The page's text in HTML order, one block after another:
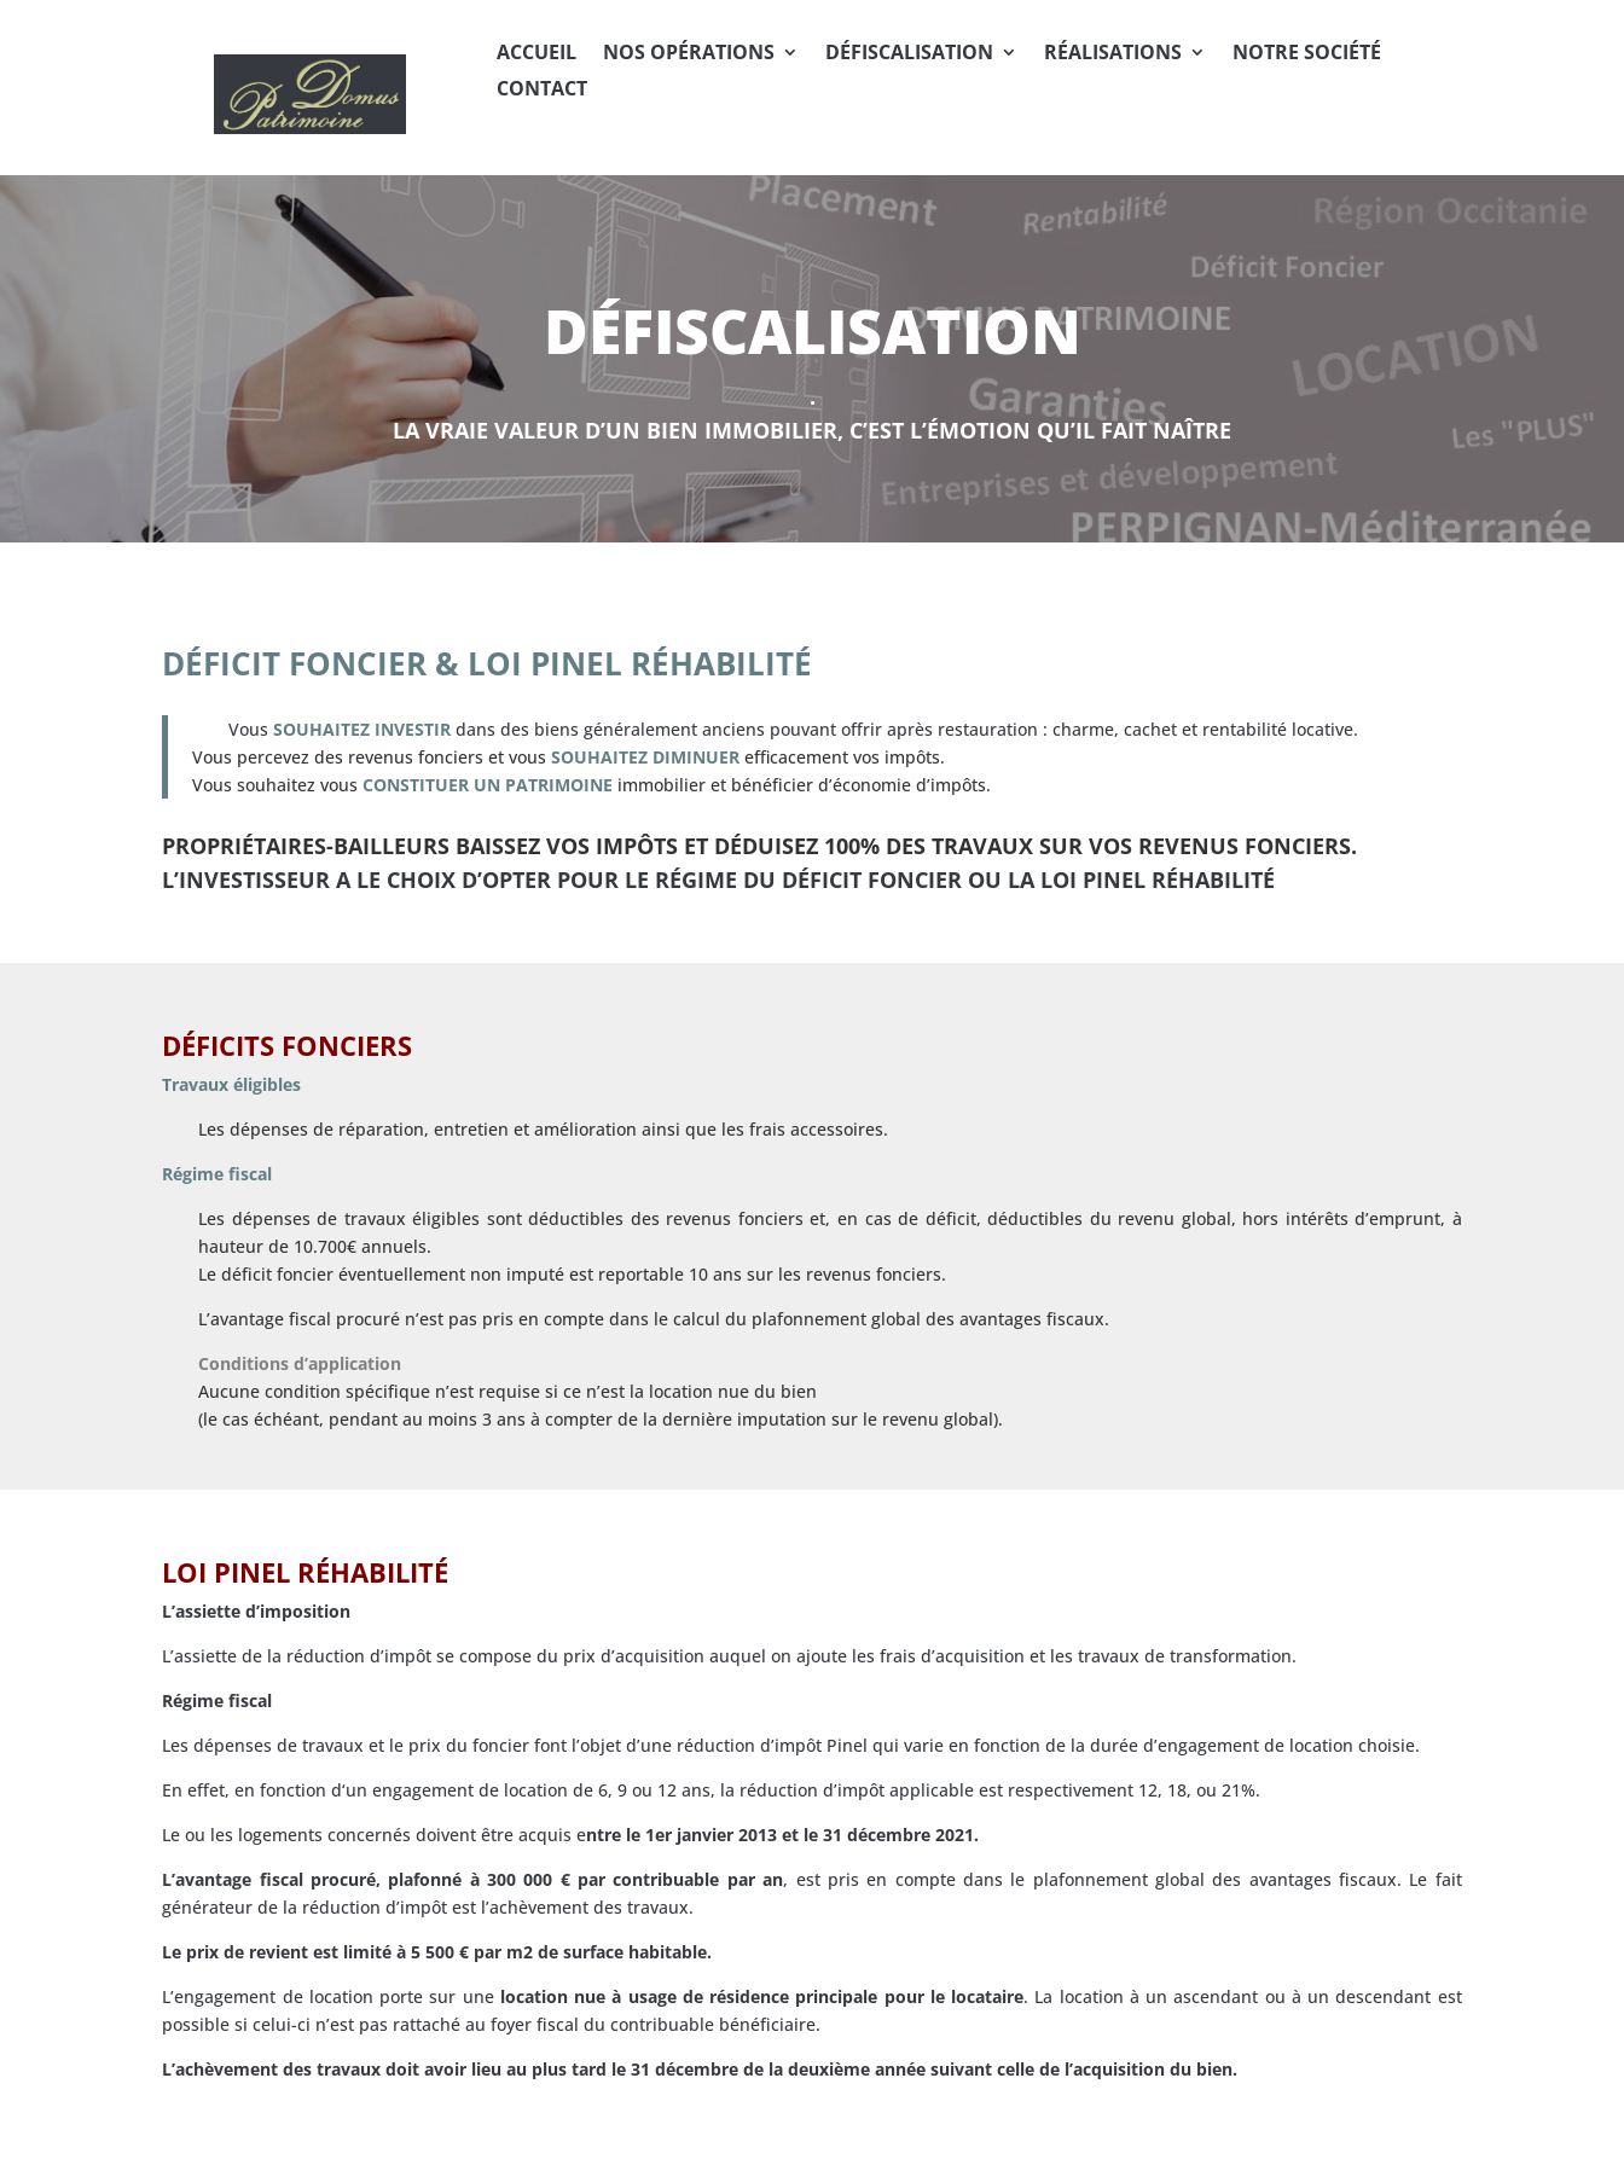
ACCUEIL NOS OPÉRATIONS DÉFISCALISATION RÉALISATIONS
NOTRE SOCIÉTÉ
CONTACT
DÉFISCALISATION
.
LA VRAIE VALEUR D’UN BIEN IMMOBILIER, C’EST L’ÉMOTION QU’IL FAIT NAÎTRE
DÉFICIT FONCIER & LOI PINEL RÉHABILITÉ
VousSOUHAITEZ INVESTIR dans des biens généralement anciens pouvant offrir après restauration : charme, cachet et rentabilité locative.
Vous percevez des revenus fonciers et vousSOUHAITEZ DIMINUER efficacement vos impôts.
Vous souhaitez vousCONSTITUER UN PATRIMOINE immobilier et bénéficier d’économie d’impôts.
PROPRIÉTAIRES-BAILLEURS BAISSEZ VOS IMPÔTS ET DÉDUISEZ 100% DES TRAVAUX SUR VOS REVENUS FONCIERS.
L’INVESTISSEUR A LE CHOIX D’OPTER POUR LE RÉGIME DU DÉFICIT FONCIER OU LA LOI PINEL RÉHABILITÉ
DÉFICITS FONCIERS
Travaux éligibles
Les dépenses de réparation, entretien et amélioration ainsi que les frais accessoires.
Régime fiscal
Les dépenses de travaux éligibles sont déductibles des revenus fonciers et, en cas de déficit, déductibles du revenu global, hors intérêts d’emprunt, à
hauteur de 10.700€ annuels.
Le déficit foncier éventuellement non imputé est reportable 10 ans sur les revenus fonciers.
L’avantage fiscal procuré n’est pas pris en compte dans le calcul du plafonnement global des avantages fiscaux.
Conditions d’application
Aucune condition spécifique n’est requise si ce n’est la location nue du bien
(le cas échéant, pendant au moins 3 ans à compter de la dernière imputation sur le revenu global).
LOI PINEL RÉHABILITÉ
L’assiette d’imposition
L’assiette de la réduction d’impôt se compose du prix d’acquisition auquel on ajoute les frais d’acquisition et les travaux de transformation.
Régime fiscal
Les dépenses de travaux et le prix du foncier font l’objet d’une réduction d’impôt Pinel qui varie en fonction de la durée d’engagement de location choisie.
En effet, en fonction d‘un engagement de location de 6, 9 ou 12 ans, la réduction d’impôt applicable est respectivement 12, 18, ou 21%.
Le ou les logements concernés doivent être acquis entre le 1er janvier 2013 et le 31 décembre 2021.
L’avantage fiscal procuré, plafonné à 300 000 € par contribuable par an, est pris en compte dans le plafonnement global des avantages fiscaux. Le fait
générateur de la réduction d’impôt est l’achèvement des travaux.
Le prix de revient est limité à 5 500 € par m2 de surface habitable.
L’engagement de location porte sur une location nue à usage de résidence principale pour le locataire. La location à un ascendant ou à un descendant est
possible si celui-ci n’est pas rattaché au foyer fiscal du contribuable bénéficiaire.
L’achèvement des travaux doit avoir lieu au plus tard le 31 décembre de la deuxième année suivant celle de l’acquisition du bien.